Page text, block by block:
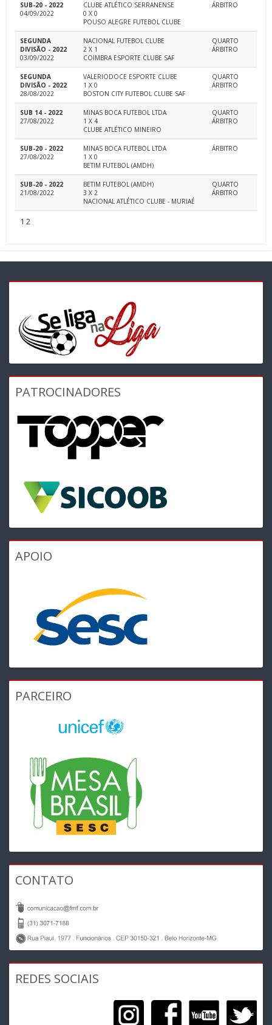
SUB-20 - 2022
04/09/2022
CLUBE ATLÉTICO SERRANENSE
0 X 0
POUSO ALEGRE FUTEBOL CLUBE
ÁRBITRO
SEGUNDA
DIVISÃO - 2022
03/09/2022
NACIONAL FUTEBOL CLUBE
2 X 1
COIMBRA ESPORTE CLUBE SAF
QUARTO
ÁRBITRO
SEGUNDA
DIVISÃO - 2022
28/08/2022
VALERIODOCE ESPORTE CLUBE
1 X 0
BOSTON CITY FUTEBOL CLUBE SAF
QUARTO
ÁRBITRO
SUB 14 - 2022
27/08/2022
MINAS BOCA FUTEBOL LTDA
1 X 4
CLUBE ATLÉTICO MINEIRO
QUARTO
ÁRBITRO
SUB-20 - 2022
27/08/2022
MINAS BOCA FUTEBOL LTDA
1 X 0
BETIM FUTEBOL (AMDH)
ÁRBITRO
SUB-20 - 2022
21/08/2022
BETIM FUTEBOL (AMDH)
3 X 2
NACIONAL ATLÉTICO CLUBE - MURIAÉ
QUARTO
ÁRBITRO
1 2
PATROCINADORES
APOIO
PARCEIRO
CONTATO
REDES SOCIAIS